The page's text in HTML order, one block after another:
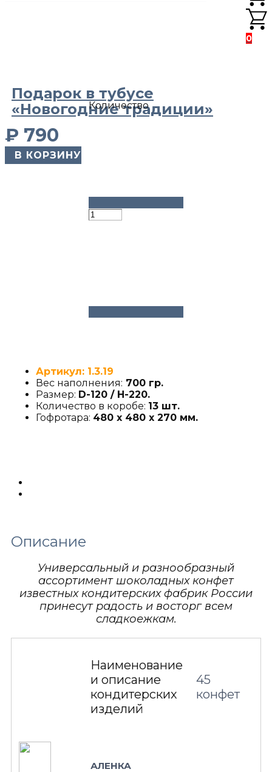
0
Подарок в тубусе
«Новогодние традиции»
₽ 790
​ В КОРЗИНУ
Количество
Артикул: 1.3.19
Вес наполнения: 700 гр.
Размер: D-120 / H-220.
Количество в коробе: 13 шт.
Гофротара: 480 х 480 х 270 мм.
Описание
Универсальный и разнообразный
ассортимент шоколадных конфет
известных кондитерских фабрик России
принесут радость и восторг всем
сладкоежкам.
Наименование
и описание
кондитерских
изделий
45
конфет
АЛЕНКА